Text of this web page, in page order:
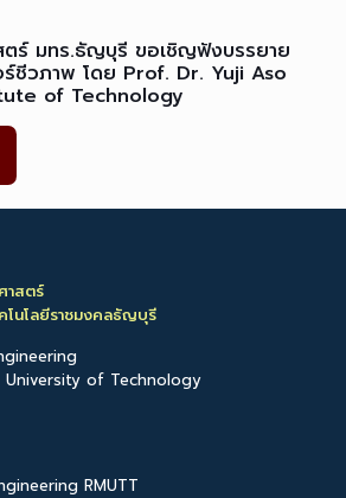
ตร์ มทร.ธัญบุรี ขอเชิญฟังบรรยาย
ชีวภาพ โดย Prof. Dr. Yuji Aso
of Technology
าสตร์
โนโลยีราชมงคลธัญบุรี
University of Technology
RMUTT